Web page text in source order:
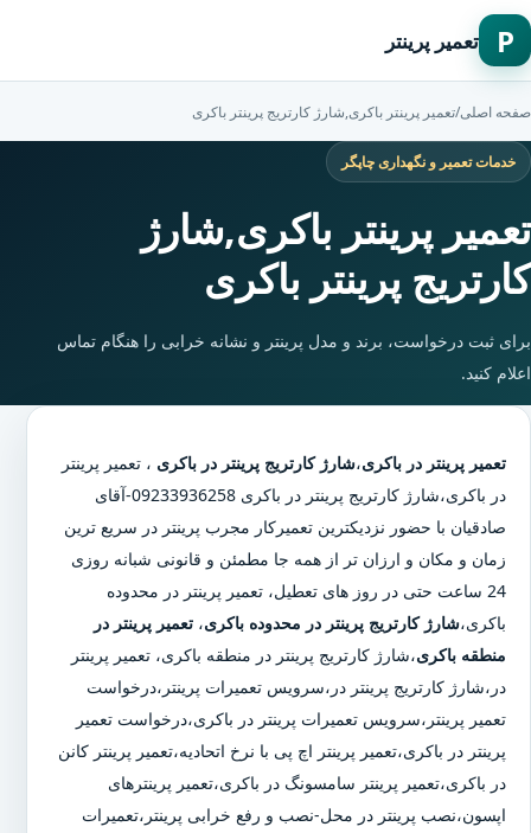
P تعمیر پرینتر
صفحه اصلی/تعمیر پرینتر باکری,شارژ کارتریج پرینتر باکری
خدمات تعمیر و نگهداری چاپگر
تعمیر پرینتر باکری,شارژ
کارتریج پرینتر باکری
برای ثبت درخواست، برند و مدل پرینتر و نشانه خرابی را هنگام تماس
اعلام کنید.
تعمیر پرینتر در باکری،شارژ کارتریج پرینتر در باکری ، تعمیر پرینتر
در باکری،شارژ کارتریج پرینتر در باکری
09233936258-آقای
صادقیان با حضور نزدیکترین تعمیرکار مجرب پرینتر در سریع ترین
زمان و مکان و ارزان تر از همه جا مطمئن و قانونی شبانه روزی
24 ساعت حتی در روز های تعطیل، تعمیر پرینتر در محدوده
باکری،شارژ کارتریج پرینتر در محدوده باکری، تعمیر پرینتر در
منطقه باکری،شارژ کارتریج پرینتر در منطقه باکری، تعمیر پرینتر
در،شارژ کارتریج پرینتر در،سرویس تعمیرات پرینتر،درخواست
تعمیر پرینتر،سرویس تعمیرات پرینتر در باکری،درخواست تعمیر
پرینتر در باکری،تعمیر پرینتر اچ پی با نرخ اتحادیه،تعمیر پرینتر کانن
در باکری،تعمیر پرینتر سامسونگ در باکری،تعمیر پرینترهای
اپسون،نصب پرینتر در محل-نصب و رفع خرابی پرینتر،تعمیرات